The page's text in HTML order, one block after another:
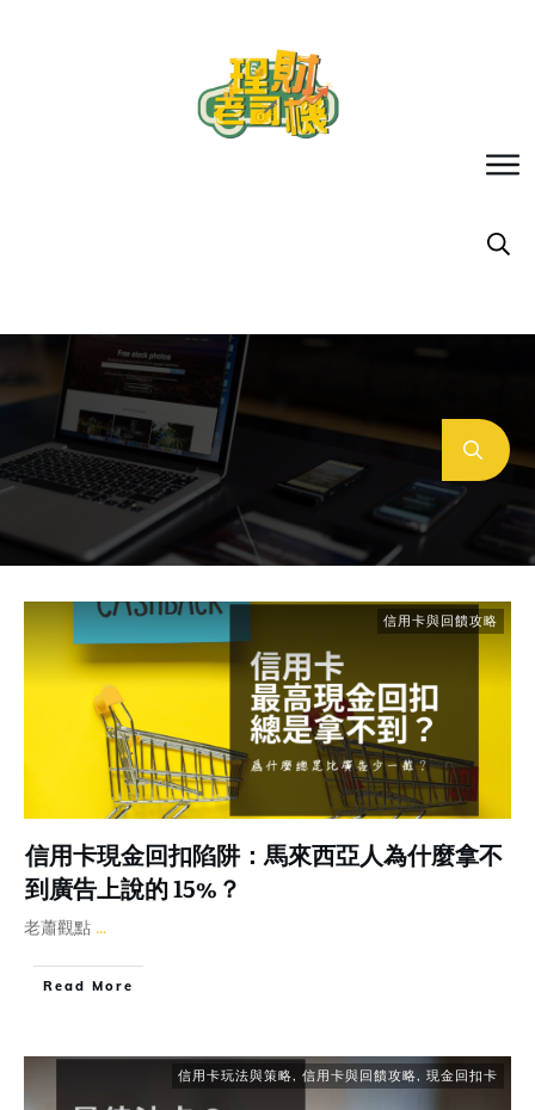
信用卡與回饋攻略
信用卡現金回扣陷阱：馬來西亞人為什麼拿不
到廣告上說的 15%？
老蕭觀點 ...
Read More
信用卡玩法與策略, 信用卡與回饋攻略, 現金回扣卡